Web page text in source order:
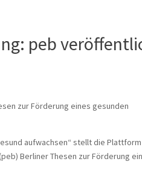
peb
zur Förderung eines gesunden
aufwachsen“ stellt die Plattform
Berliner Thesen zur Förderung